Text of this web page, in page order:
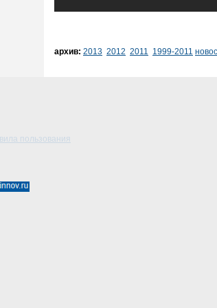
архив: 2013 2012 2011 1999-2011
пользования